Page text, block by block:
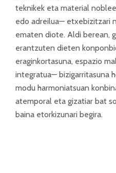
teknikek eta material
edo adreilua— etxebizitzari
ematen diote. Aldi berean,
erantzuten dieten
eraginkortasuna, espazio
integratua— bizigarritasuna
modu harmoniatsuan
atemporal eta gizatiar bat
baina etorkizunari begira.